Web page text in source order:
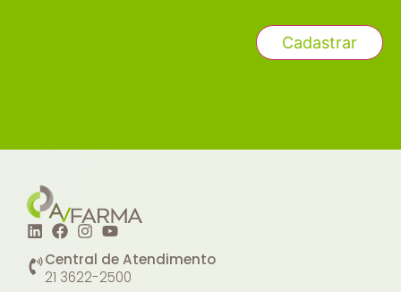
Central de Atendimento
21 3622-2500